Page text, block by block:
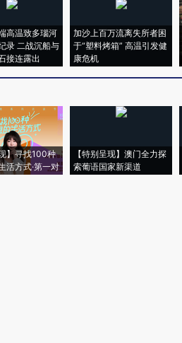
高温致多瑙河
录 二战沉船与
接连露出
加沙上百万流离失所者困
于“塑料烤箱” 高温引发健
康危机
】寻找100种
活方式·第一对
【特别呈现】澳门全力探
索葡语国家新渠道